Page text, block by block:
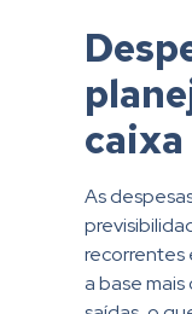
caixa
As
recorrentes
a base